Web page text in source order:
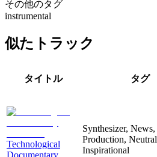
その他のタグ
instrumental
似たトラック
タイトル タグ
Technological
Documentary
Synthesizer, News,
Production,
Inspirational